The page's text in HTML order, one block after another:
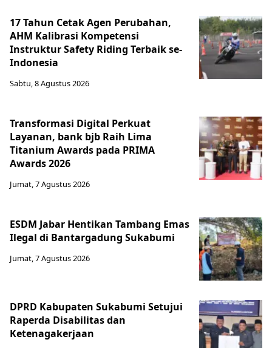
17 Tahun Cetak Agen Perubahan,
AHM Kalibrasi Kompetensi
Instruktur Safety Riding Terbaik se-
Indonesia
Sabtu, 8 Agustus 2026
Transformasi Digital Perkuat
Layanan, bank bjb Raih Lima
Titanium Awards pada PRIMA
Awards 2026
Jumat, 7 Agustus 2026
ESDM Jabar Hentikan Tambang Emas
Ilegal di Bantargadung Sukabumi
Jumat, 7 Agustus 2026
DPRD Kabupaten Sukabumi Setujui
Raperda Disabilitas dan
Ketenagakerjaan